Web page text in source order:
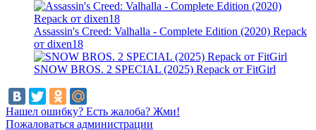
Assassin's Creed: Valhalla - Complete Edition (2020) Repack
от dixen18
SNOW BROS. 2 SPECIAL (2025) Repack от FitGirl
Нашел ошибку? Есть жалоба? Жми!
Пожаловаться администрации